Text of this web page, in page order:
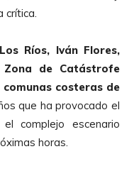
Ríos, Iván Flores,
de Catástrofe
costeras de
que ha provocado el
complejo escenario
horas.